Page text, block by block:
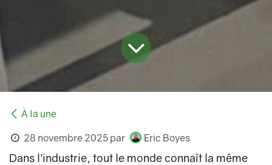
À la une
28 novembre 2025 par Eric Boyes
Dans l’industrie, tout le monde connaît la même